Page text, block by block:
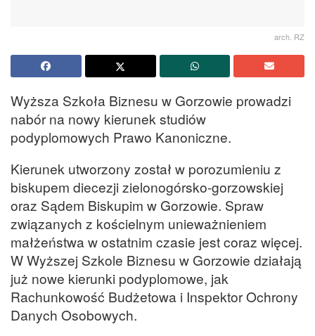
arch. RZ
Wyższa Szkoła Biznesu w Gorzowie prowadzi
nabór na nowy kierunek studiów
podyplomowych Prawo Kanoniczne.
Kierunek utworzony został w porozumieniu z
biskupem diecezji zielonogórsko-gorzowskiej
oraz Sądem Biskupim w Gorzowie. Spraw
związanych z kościelnym unieważnieniem
małżeństwa w ostatnim czasie jest coraz więcej.
W Wyższej Szkole Biznesu w Gorzowie działają
już nowe kierunki podyplomowe, jak
Rachunkowość Budżetowa i Inspektor Ochrony
Danych Osobowych.